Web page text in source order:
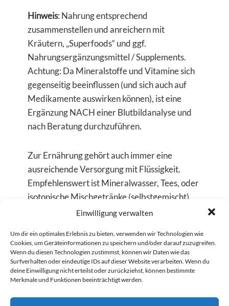
Einwilligung verwalten
Um dir ein optimales Erlebnis zu bieten, verwenden wir Technologien wie
Cookies, um Geräteinformationen zu speichern und/oder darauf zuzugreifen.
Wenn du diesen Technologien zustimmst, können wir Daten wie das
Surfverhalten oder eindeutige IDs auf dieser Website verarbeiten. Wenn du
deine Einwilligung nicht erteilst oder zurückziehst, können bestimmte
Merkmale und Funktionen beeinträchtigt werden.
Hinweis: Nahrung entsprechend
zusammenstellen und anreichern mit
Kräutern, „Superfoods“ und ggf.
Nahrungsergänzungsmittel / Supplements.
Achtung: Da Mineralstoffe und Vitamine sich
gegenseitig beeinflussen (und sich auch auf
Medikamente auswirken können), ist eine
Ergänzung NACH einer Blutbildanalyse und
nach Beratung durchzuführen.
Zur Ernährung gehört auch immer eine
ausreichende Versorgung mit Flüssigkeit.
Empfehlenswert ist Mineralwasser, Tees, oder
isotonische Mischgetränke (selbstgemischt).
Die Gesamtmenge ist abhängig vom
der körperlichen Aktivität!
Noch mehr Tipps für ein